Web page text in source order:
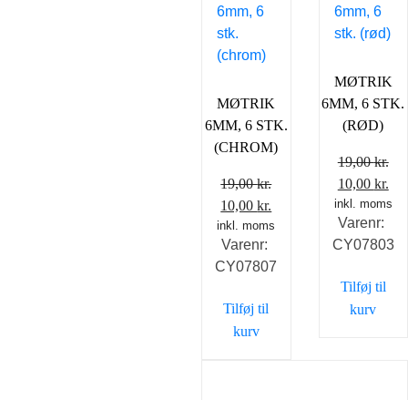
MØTRIK
6MM, 6 STK.
(CHROM)
19,00kr.
Den
oprindelige
pris
var:
10,00kr.
aktuelle
er:
inkl. moms
Varenr:
CY07807
Tilføj til
kurv
MØTRIK
6MM, 6 STK.
(RØD)
19,00kr.
Den
pris
var:
10,00 kr.
er:
inkl. moms
Varenr:
CY07803
Tilføj til
kurv